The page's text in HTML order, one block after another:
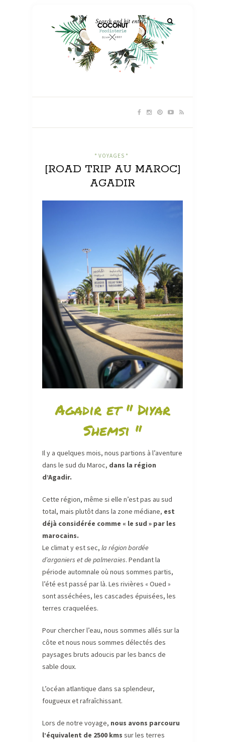
° VOYAGES °
[ROAD TRIP AU MAROC]
AGADIR
Agadir et " Diyar
Shemsi "
Il y a quelques mois, nous partions à l’aventure
dans le sud du Maroc, dans la région
d’Agadir.
Cette région, même si elle n’est pas au sud
total, mais plutôt dans la zone médiane, est
déjà considérée comme « le sud » par les
marocains.
Le climat y est sec, la région bordée
d’arganiers et de palmeraies. Pendant la
période automnale où nous sommes partis,
l’été est passé par là. Les rivières « Oued »
sont asséchées, les cascades épuisées, les
terres craquelées.
Pour chercher l’eau, nous sommes allés sur la
côte et nous nous sommes délectés des
paysages bruts adoucis par les bancs de
sable doux.
L’océan atlantique dans sa splendeur,
fougueux et rafraîchissant.
Lors de notre voyage, nous avons parcouru
l’équivalent de 2500 kms sur les terres